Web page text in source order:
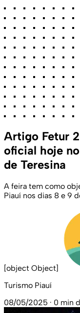
Artigo Fetur
oficial hoje
de Teresina
A feira tem como
Piauí nos dias 8 e 9
[object Object]
Turismo Piauí
08/05/2025 · 0 min